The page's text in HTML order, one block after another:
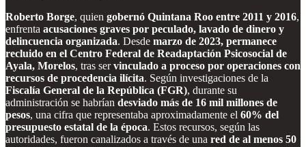
Roberto Borge, quien gobernó Quintana Roo entre 2011 y 2016,
enfrenta acusaciones graves por peculado, lavado de dinero y
delincuencia organizada. Desde marzo de 2023, permanece
recluido en el Centro Federal de Readaptación Psicosocial de
Ayala, Morelos, tras servinculado a proceso por operaciones con
recursos de procedencia ilícita. Según investigaciones de la
Fiscalía General de la República (FGR), durante su
administración se habrían desviado más de 16 mil millones de
pesos, una cifra que representaba aproximadamente el 60% del
presupuesto estatal de la época. Estos recursos, según las
autoridades, fueron canalizados a través de una red de al menos 50